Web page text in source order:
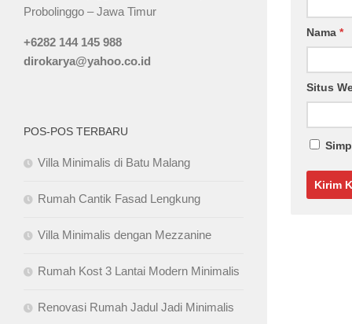
Nama *
Situs
Probolinggo – Jawa Timur
+6282 144 145 988
dirokarya@yahoo.co.id
POS-POS TERBARU
Villa Minimalis di Batu Malang
Rumah Cantik Fasad Lengkung
Villa Minimalis dengan Mezzanine
Rumah Kost 3 Lantai Modern Minimalis
Renovasi Rumah Jadul Jadi Minimalis